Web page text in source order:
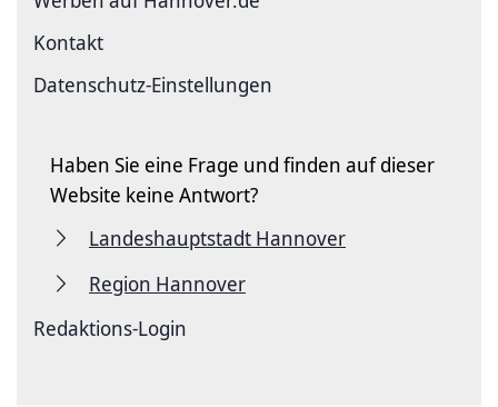
Kontakt
Datenschutz-Einstellungen
Haben Sie eine Frage und finden auf dieser
Website keine Antwort?
Landeshauptstadt Hannover
Region Hannover
Redaktions-Login